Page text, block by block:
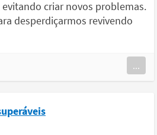
criar novos problemas.
desperdiçarmos revivendo
...